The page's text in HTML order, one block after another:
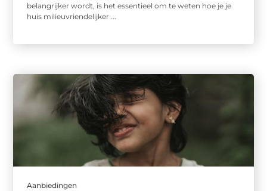
belangrijker wordt, is het essentieel om te weten hoe je je
huis milieuvriendelijker ...
Aanbiedingen